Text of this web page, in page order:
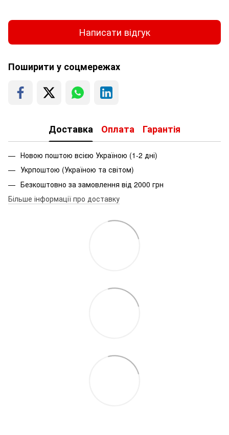
Написати відгук
Поширити у соцмережах
Доставка Оплата Гарантія
Новою поштою всією Україною (1-2 дні)
Укрпоштою (Україною та світом)
Безкоштовно за замовлення від 2000 грн
Більше інформації про доставку